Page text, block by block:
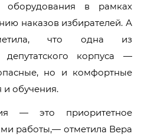
оборудования в рамках
наказов избирателей. А
что одна из
депутатского корпуса —
но и комфортные
и обучения.
— это приоритетное
работы,— отметила Вера